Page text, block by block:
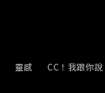
靈感 CC！我跟你說